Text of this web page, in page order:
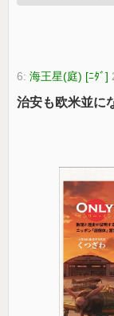
6:海王星(庭) [ﾆﾀﾞ]
治安も欧米並に